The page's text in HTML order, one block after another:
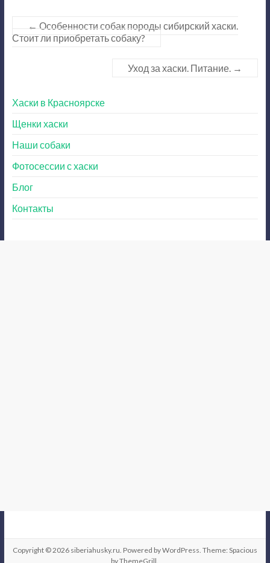
← Особенности собак породы сибирский хаски.
Стоит ли приобретать собаку?
Уход за хаски. Питание. →
Хаски в Красноярске
Щенки хаски
Наши собаки
Фотосессии с хаски
Блог
Контакты
Copyright © 2026 siberiahusky.ru. Powered byWordPress. Theme: Spacious
byThemeGrill